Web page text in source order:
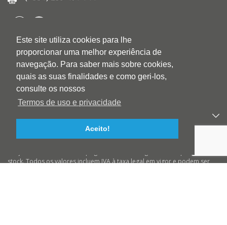
Este site utiliza cookies para lhe
proporcionar uma melhor experiência de
navegação. Para saber mais sobre cookies,
quais as suas finalidades e como geri-los,
consulte os nossos
Termos de uso e privacidade
Aceito!
QUEM SOMOS
QUALIDADE
AMBIENTE
BLOG
CONTACTOS
stock. Todos os valores incluem IVA à taxa legal em vigor e podem ser